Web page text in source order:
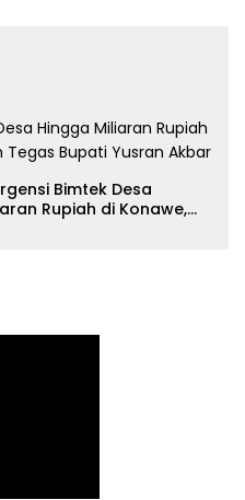
Bimtek Desa
Rupiah di Konawe,